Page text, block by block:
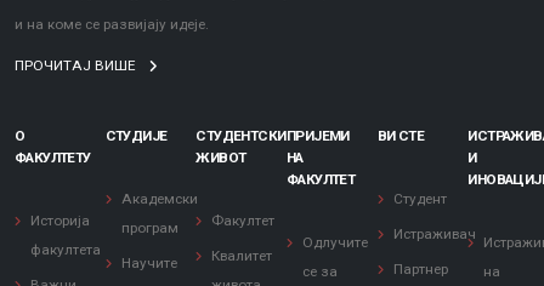
и на коме се развијају идеје.
ПРОЧИТАЈ ВИШЕ
О
ФАКУЛТЕТУ
Историја
факултета
СТУДИЈЕ
Академски
програм
Научите
СТУДЕНТСКИ
ЖИВОТ
Факултет
Квалитет
ПРИЈЕМИ
НА
ФАКУЛТЕТ
Одлучите
се за
ВИ СТЕ
Студент
Истраживач
Партнер
И
на